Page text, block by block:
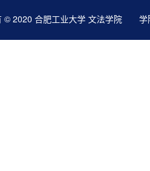
© 2020 合肥工业大学 文法学院